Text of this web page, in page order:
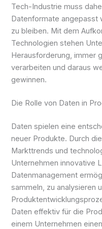
Tech-Industrie muss
Datenformate angepasst
zu bleiben. Mit dem
Technologien stehen
Herausforderung, immer
verarbeiten und daraus
gewinnen.
Die Rolle von Daten in
Daten spielen eine
neuer Produkte. Durch
Markttrends und
Unternehmen innovative
Datenmanagement
sammeln, zu analysieren
Daten effektiv für die
einem Unternehmen